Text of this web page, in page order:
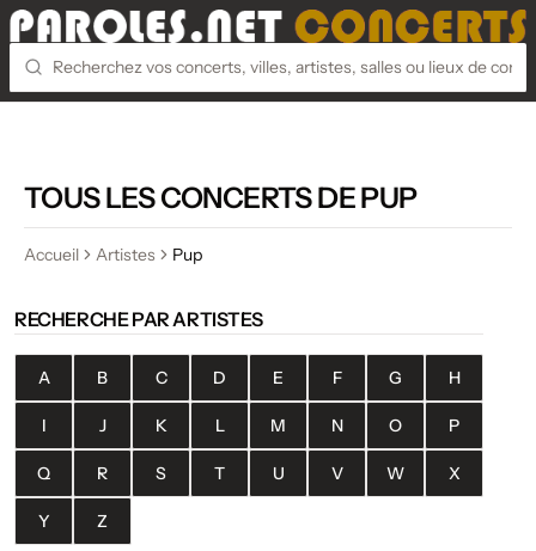
TOUS LES CONCERTS DE PUP
Accueil Artistes Pup
RECHERCHE PAR ARTISTES
A B C D E F G H
I J K L M N O P
Q R S T U V W X
Y Z